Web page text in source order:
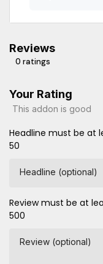
Reviews
0 ratings
Your Rating
This addon is good
Headline must be at
50
Headline (optional)
Review must be at
500
Review (optional)